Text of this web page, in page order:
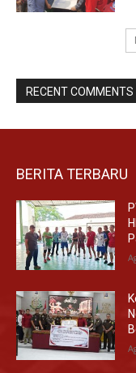
RECENT COMMENTS
BERITA TERBARU